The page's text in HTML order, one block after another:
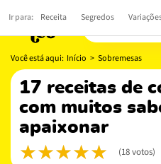
Você está aqui: Início > Sobremesas
17 receitas de cocada de forno
com muitos
apaixonar
(18 votos)
Ir para: Receita Segredos